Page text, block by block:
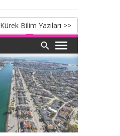
Kürek Bilim Yazıları >>